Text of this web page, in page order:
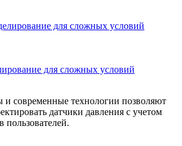
для сложных условий
современные технологии позволяют
датчики давления с учетом
пользователей.